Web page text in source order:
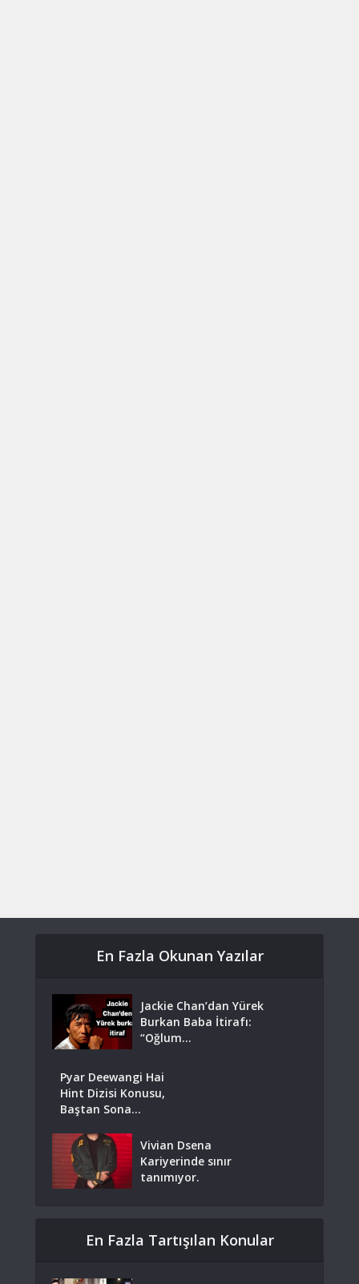
En Fazla Okunan Yazılar
Jackie Chan’dan Yürek
Burkan Baba İtirafı:
“Oğlum...
Pyar Deewangi Hai
Hint Dizisi Konusu,
Baştan Sona...
Vivian Dsena
Kariyerinde sınır
tanımıyor.
En Fazla Tartışılan Konular